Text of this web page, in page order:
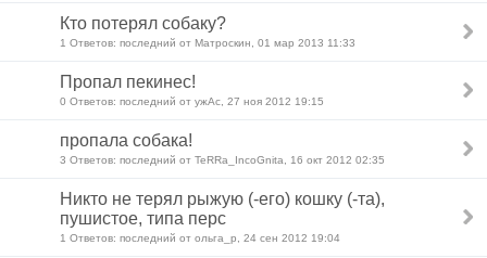
Кто потерял собаку?
1 Ответов: последний от Матроскин, 01 мар 2013 11:33
Пропал пекинес!
0 Ответов: последний от ужАс, 27 ноя 2012 19:15
пропала собака!
3 Ответов: последний от TeRRa_IncoGnita, 16 окт 2012 02:35
Никто не терял рыжую (-его) кошку (-та),
пушистое, типа перс
1 Ответов: последний от ольга_р, 24 сен 2012 19:04